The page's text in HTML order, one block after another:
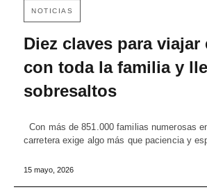
NOTICIAS
Diez claves para viajar
con toda la familia y
sobresaltos
Con más de 851.000 familias numerosas
carretera exige algo más que paciencia y
15 mayo, 2026